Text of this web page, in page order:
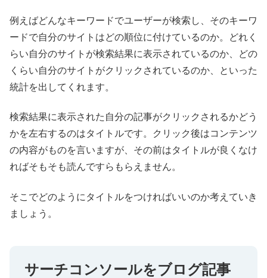
例えばどんなキーワードでユーザーが検索し、そのキーワ
ードで自分のサイトはどの順位に付けているのか。どれく
らい自分のサイトが検索結果に表示されているのか、どの
くらい自分のサイトがクリックされているのか、といった
統計を出してくれます。
検索結果に表示された自分の記事がクリックされるかどう
かを左右するのはタイトルです。クリック後はコンテンツ
の内容がものを言いますが、その前はタイトルが良くなけ
ればそもそも読んですらもらえません。
そこでどのようにタイトルをつければいいのか考えていき
ましょう。
サーチコンソールをブログ記事